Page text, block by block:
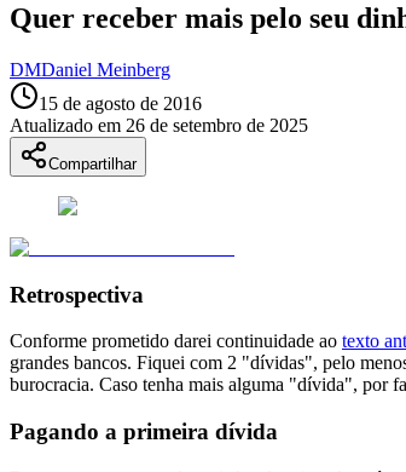
Quer receber mais pelo seu
DMDaniel Meinberg
15 de agosto de 2016
Atualizado em 26 de setembro de 2025
Compartilhar
Retrospectiva
Conforme prometido darei continuidade ao texto
grandes bancos. Fiquei com 2 "dívidas", pelo
burocracia. Caso tenha mais alguma "dívida", por
Pagando a primeira dívida